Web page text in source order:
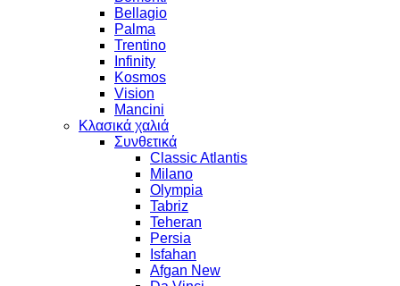
Bellagio
Palma
Trentino
Infinity
Kosmos
Vision
Mancini
Κλασικά χαλιά
Συνθετικά
Classic Atlantis
Milano
Olympia
Tabriz
Teheran
Persia
Isfahan
Afgan New